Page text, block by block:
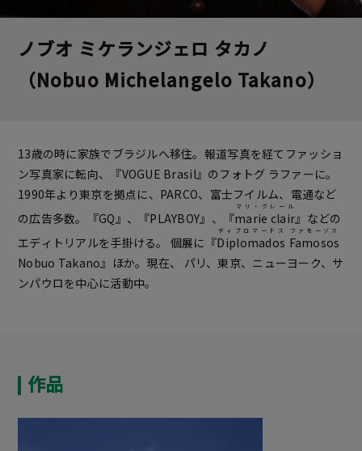
ノブオ ミケランジェロ タカノ
（Nobuo Michelangelo Takano）
13歳の時に家族でブラジルへ移住。報道写真を経てファッショ
ン写真家に転向、『VOGUE Brasil』のフォトグ ラファーに。
1990年より東京を拠点に、PARCO、富士フイルム、電通など
の広告多数。『GQ』、『PLAYBOY』、『marie clair
マリ・クレール
』などの
エディトリアルを手掛ける。 個展に『Diplomados
ディプロマードス
Famosos
ファモーゾス
Nobuo Takano』ほか。現在、 パリ、東京、ニューヨーク、サ
ンパウロを中心に活動中。
作品